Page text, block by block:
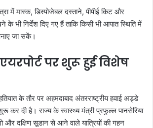
में मास्क, डिस्पोजेबल दस्ताने, पीपीई किट और
भी निर्देश दिए गए हैं ताकि किसी भी आपात स्थिति में
जा सकें।
पर शुरू हुई विशेष
के तौर पर अहमदाबाद अंतरराष्ट्रीय हवाई अड्डे
कर दी है। राज्य के स्वास्थ्य मंत्री प्रफुल्ल पानसेरिया
और दक्षिण सूडान से आने वाले यात्रियों की गहन